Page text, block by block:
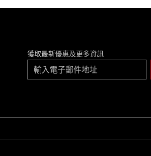
獲取最新優惠及更多資訊